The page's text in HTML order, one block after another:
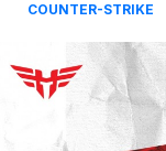
COUNTER-STRIKE